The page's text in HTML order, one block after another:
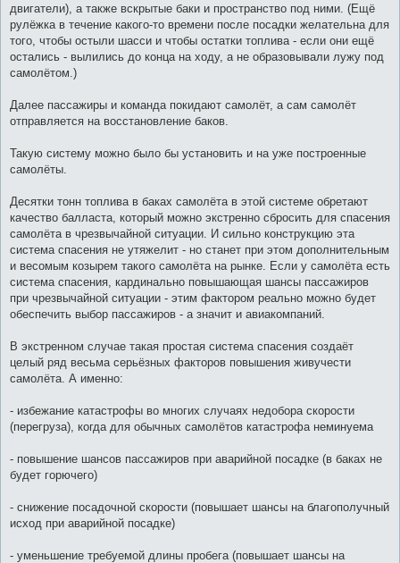
двигатели), а также вскрытые баки и пространство под ними. (Ещё
рулёжка в течение какого-то времени после посадки желательна для
того, чтобы остыли шасси и чтобы остатки топлива - если они ещё
остались - вылились до конца на ходу, а не образовывали лужу под
самолётом.)
Далее пассажиры и команда покидают самолёт, а сам самолёт
отправляется на восстановление баков.
Такую систему можно было бы установить и на уже построенные
самолёты.
Десятки тонн топлива в баках самолёта в этой системе обретают
качество балласта, который можно экстренно сбросить для спасения
самолёта в чрезвычайной ситуации. И сильно конструкцию эта
система спасения не утяжелит - но станет при этом дополнительным
и весомым козырем такого самолёта на рынке. Если у самолёта есть
система спасения, кардинально повышающая шансы пассажиров
при чрезвычайной ситуации - этим фактором реально можно будет
обеспечить выбор пассажиров - а значит и авиакомпаний.
В экстренном случае такая простая система спасения создаёт
целый ряд весьма серьёзных факторов повышения живучести
самолёта. А именно:
- избежание катастрофы во многих случаях недобора скорости
(перегруза), когда для обычных самолётов катастрофа неминуема
- повышение шансов пассажиров при аварийной посадке (в баках не
будет горючего)
- снижение посадочной скорости (повышает шансы на благополучный
исход при аварийной посадке)
- уменьшение требуемой длины пробега (повышает шансы на